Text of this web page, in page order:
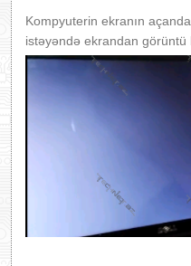
Kompyuterin ekranın
istəyəndə ekrandan görüntü